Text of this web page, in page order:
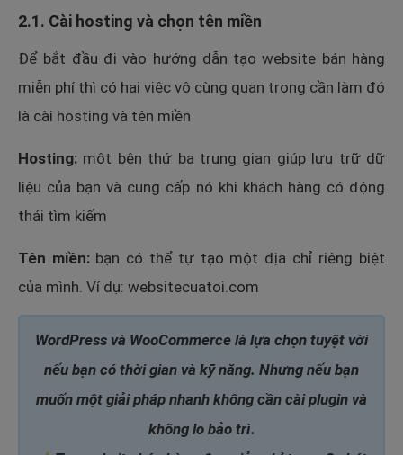
2.1. Cài hosting và chọn tên miền
Để bắt đầu đi vào hướng dẫn tạo website bán hàng
miễn phí thì có hai việc vô cùng quan trọng cần làm đó
là cài hosting và tên miền
Hosting: một bên thứ ba trung gian giúp lưu trữ dữ
liệu của bạn và cung cấp nó khi khách hàng có động
thái tìm kiếm
Tên miền:bạn có thể tự tạo một địa chỉ riêng biệt
của mình. Ví dụ: websitecuatoi.com
WordPress và WooCommerce là lựa chọn tuyệt vời
nếu bạn có thời gian và kỹ năng. Nhưng nếu bạn
muốn một giải pháp nhanh không cần cài plugin và
không lo bảo trì.